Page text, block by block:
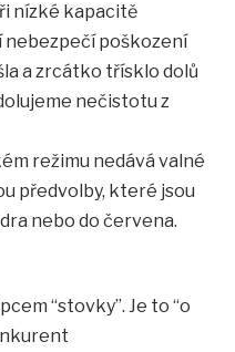
nízké kapacitě
nebezpečí poškození
a zrcátko třísklo dolů
nečistotu z
režimu nedává valné
předvolby, které jsou
nebo do červena.
“stovky”. Je to “o